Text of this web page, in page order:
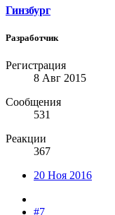
Гинзбург
Разработчик
Регистрация
8 Авг 2015
Сообщения
531
Реакции
367
20 Ноя 2016
#7